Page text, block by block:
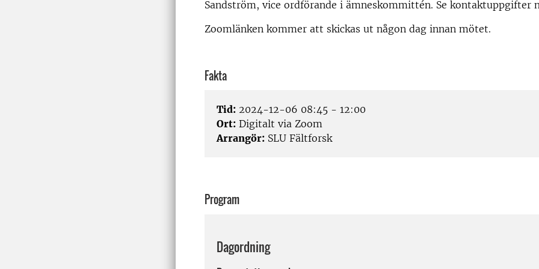
Sandström, vice ordförande i ämneskommittén. Se kontaktuppgifter
Zoomlänken kommer att skickas ut någon dag innan mötet.
Fakta
Tid: 2024-12-06 08:45 - 12:00
Ort: Digitalt via Zoom
Arrangör: SLU Fältforsk
Program
Dagordning